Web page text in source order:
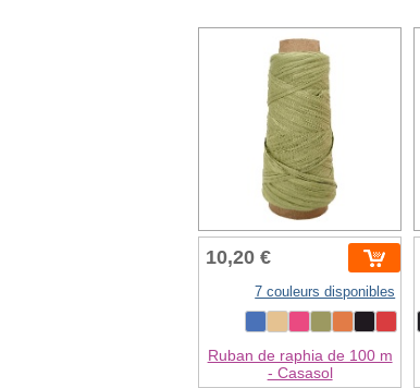
10,20 €
7 couleurs disponibles
Ruban de raphia de 100 m
- Casasol